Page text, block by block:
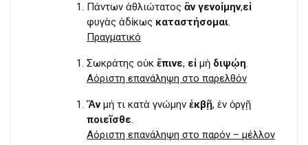
Πάντων ἀθλιώτατος ἂν γενοίμην,εἰ
φυγὰς ἀδίκως καταστήσομαι.
Πραγματικό
Σωκράτης οὐκ ἔπινε, εἰ μὴ διψῴη.
Αόριστη επανάληψη στο παρελθόν
Ἂνμή τι κατὰ γνώμην ἐκβῇ, ἐν ὀργῇ
ποιεῖσθε.
Αόριστη επανάληψη στο παρόν – μέλλον